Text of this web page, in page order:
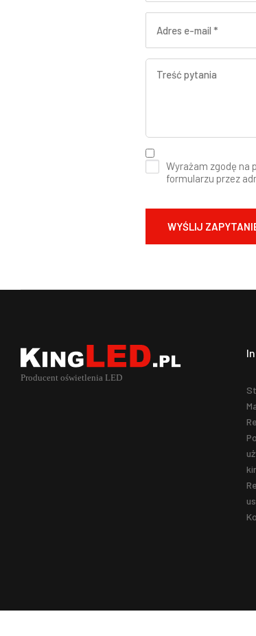
Wyrażam zgodę na
formularzu przez